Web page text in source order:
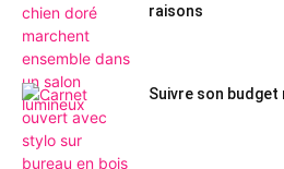
raisons
Suivre son budget